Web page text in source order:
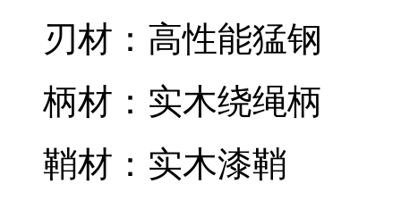
刃材：高性能猛钢
柄材：实木绕绳柄
鞘材：实木漆鞘